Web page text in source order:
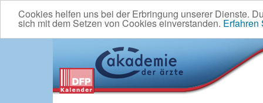
Cookies helfen uns bei der Erbringung unserer Dienste.
sich mit dem Setzen von Cookies einverstanden. Erfahren